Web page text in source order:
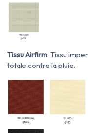
Tissu Airfirm: Tissu
totale contre la pluie.